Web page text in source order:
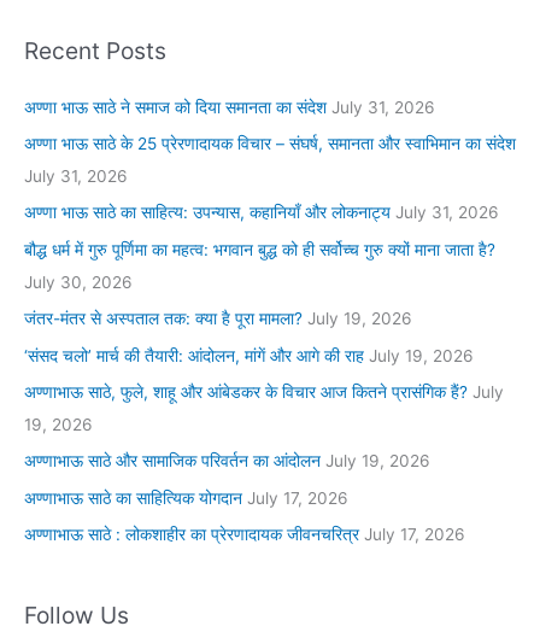
Recent Posts
अण्णा भाऊ साठे ने समाज को दिया समानता का संदेश July 31, 2026
अण्णा भाऊ साठे के 25 प्रेरणादायक विचार – संघर्ष, समानता और स्वाभिमान का संदेश
July 31, 2026
अण्णा भाऊ साठे का साहित्य: उपन्यास, कहानियाँ और लोकनाट्य July 31, 2026
बौद्ध धर्म में गुरु पूर्णिमा का महत्व: भगवान बुद्ध को ही सर्वोच्च गुरु क्यों माना जाता है?
July 30, 2026
जंतर-मंतर से अस्पताल तक: क्या है पूरा मामला? July 19, 2026
‘संसद चलो’ मार्च की तैयारी: आंदोलन, मांगें और आगे की राह July 19, 2026
अण्णाभाऊ साठे, फुले, शाहू और आंबेडकर के विचार आज कितने प्रासंगिक हैं? July
19, 2026
अण्णाभाऊ साठे और सामाजिक परिवर्तन का आंदोलन July 19, 2026
अण्णाभाऊ साठे का साहित्यिक योगदान July 17, 2026
अण्णाभाऊ साठे : लोकशाहीर का प्रेरणादायक जीवनचरित्र July 17, 2026
Follow Us